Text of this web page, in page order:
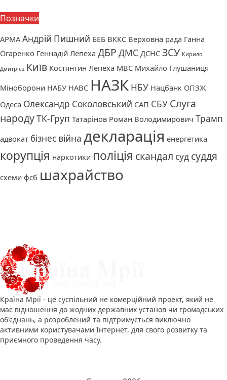
Позначки
АРМА Андрій Пишний БЕБ ВККС Верховна рада Ганна
Огаренко Геннадій Лепеха ДБР ДМС ДСНС ЗСУ Кирило
Дмитрієв Київ Костянтин Лепеха МВС Михайло Глушаниця
Міноборони НАБУ НАВС НАЗК НБУ Нацбанк ОПЗЖ
Одеса Олександр Соколовський САП СБУ Слуга
народуТК-Груп Татарінов Роман Володимирович Трамп
адвокат бізнес війна декларація енергетика
корупція наркотики поліція скандал суд суддя
схеми фсб шахрайство
Країна Мрії - це суспільний не комерційний проект, який не
має відношення до жодних державних установ чи громадських
об'єднань, а розроблений та підтримується виключно
активними користувачами Інтернет, для свого розвитку та
приємного проведення часу.